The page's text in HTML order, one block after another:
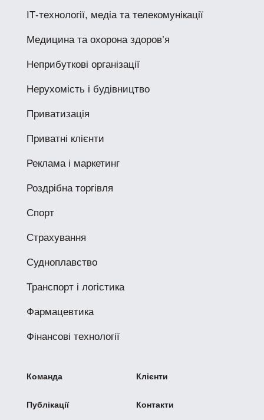
ІТ-технології, медіа та телекомунікації
Медицина та охорона здоров’я
Неприбуткові організації
Нерухомість і будівництво
Приватизація
Приватні клієнти
Реклама і маркетинг
Роздрібна торгівля
Спорт
Страхування
Судноплавство
Транспорт і логістика
Фармацевтика
Фінансові технології
Команда Клієнти
Публікації Контакти